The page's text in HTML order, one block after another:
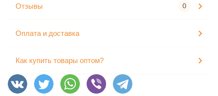
Отзывы 0
Оплата и доставка
Как купить товары оптом?